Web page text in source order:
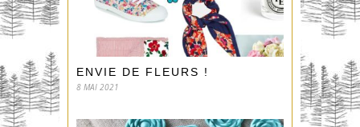
ENVIE DE FLEURS !
8 MAI 2021